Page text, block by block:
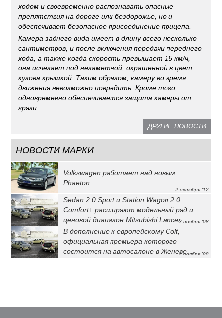
ходом и своевременно распознавать опасные
препятствия на дороге или бездорожье, но и
обеспечивает безопасное присоединение прицепа.
Камера заднего вида имеет в длину всего несколько
сантиметров, и после включения передачи переднего
хода, а также когда скорость превышает 15 км/ч,
она исчезает под незаметной, окрашенной в цвет
кузова крышкой. Таким образом, камеру во время
движения невозможно повредить. Кроме того,
одновременно обеспечивается защита камеры от
грязи.
ДРУГИЕ НОВОСТИ
НОВОСТИ МАРКИ
2 октября '12
Volkswagen работает над новым
Phaeton
3 ноября '08
Sedan 2.0 Sport и Station Wagon 2.0
Comfort+ расширяют модельный ряд и
ценовой диапазон Mitsubishi Lancer.
3 ноября '08
В дополнение к европейскому Colt,
официальная премьера которого
состоится на автосалоне в Женеве